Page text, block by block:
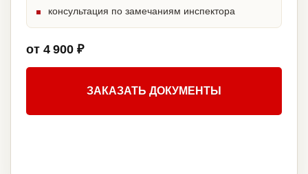
консультация по замечаниям инспектора
от 4 900 ₽
ЗАКАЗАТЬ ДОКУМЕНТЫ